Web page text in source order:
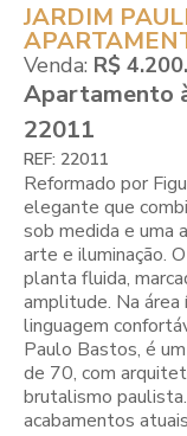
JARDIM
Venda: R$
Apartamento
22011
REF: 22011
Reformado por
elegante que
sob medida e uma
arte e iluminação.
planta fluida,
amplitude. Na área
linguagem
Paulo Bastos, é
de 70, com
brutalismo
acabamentos